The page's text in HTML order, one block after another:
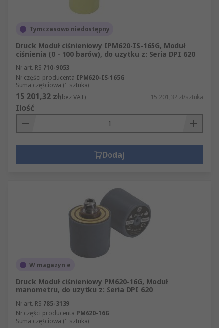
Tymczasowo niedostępny
Druck Moduł ciśnieniowy IPM620-IS-165G, Moduł
ciśnienia (0 - 100 barów), do uzytku z: Seria DPI 620
Nr art. RS 710-9053
Nr części producenta IPM620-IS-165G
Suma częściowa (1 sztuka)
15 201,32 zł(bez VAT) 15 201,32 zł/sztuka
Ilość
Dodaj
W magazynie
Druck Moduł ciśnieniowy PM620-16G, Moduł
manometru, do uzytku z: Seria DPI 620
Nr art. RS 785-3139
Nr części producenta PM620-16G
Suma częściowa (1 sztuka)